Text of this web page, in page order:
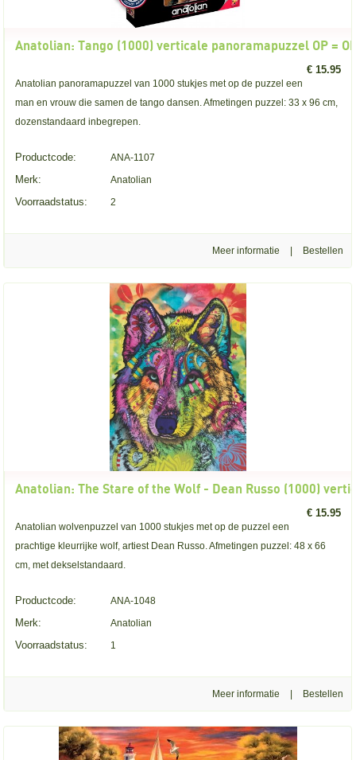
Anatolian: Tango (1000) verticale panoramapuzzel OP =
€ 15.95
Anatolian panoramapuzzel van 1000 stukjes met op de puzzel een
man en vrouw die samen de tango dansen. Afmetingen puzzel: 33 x 96 cm,
dozenstandaard inbegrepen.
Productcode: ANA-1107
Merk: Anatolian
Voorraadstatus: 2
Meer informatie
Anatolian: The Stare of the Wolf - Dean Russo (1000)
€ 15.95
Anatolian wolvenpuzzel van 1000 stukjes met op de puzzel een
prachtige kleurrijke wolf, artiest Dean Russo. Afmetingen puzzel: 48 x 66
cm, met dekselstandaard.
Productcode: ANA-1048
Merk: Anatolian
Voorraadstatus: 1
Meer informatie